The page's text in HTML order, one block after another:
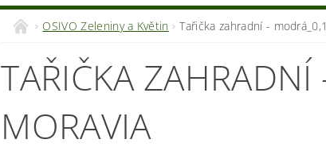
OSIVO Zeleniny a Květin Tařička zahradní -
TAŘIČKA
MORAVIA